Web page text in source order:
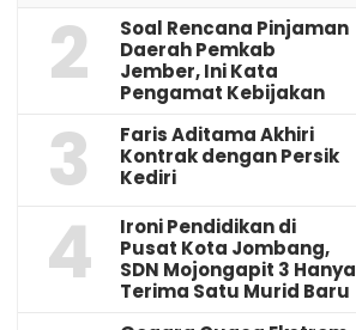
2
‎Soal Rencana Pinjaman
Daerah Pemkab
Jember, Ini Kata
Pengamat Kebijakan ‎
3
Faris Aditama Akhiri
Kontrak dengan Persik
Kediri
4
Ironi Pendidikan di
Pusat Kota Jombang,
SDN Mojongapit 3 Hanya
Terima Satu Murid Baru